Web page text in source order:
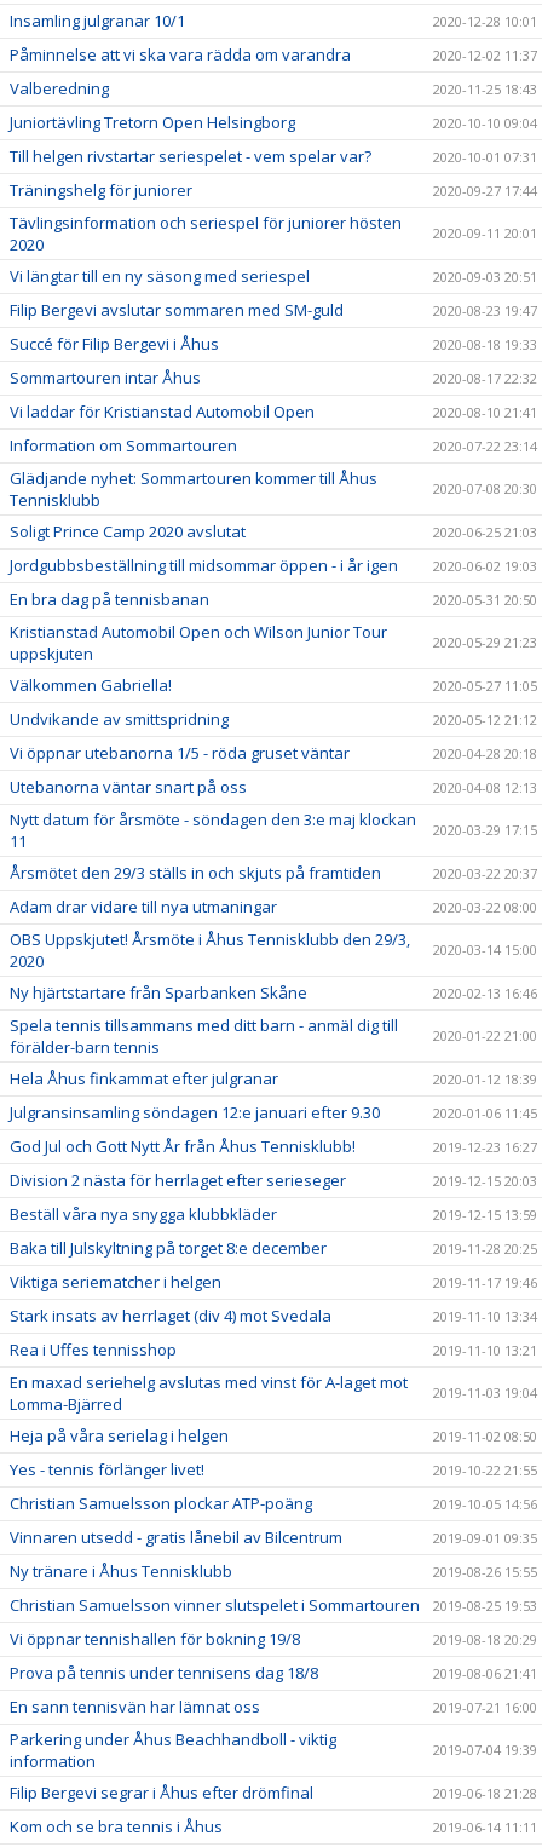
Insamling julgranar 10/1 2020-12-28 10:01
Påminnelse att vi ska vara rädda om varandra 2020-12-02 11:37
Valberedning 2020-11-25 18:43
Juniortävling Tretorn Open Helsingborg 2020-10-10 09:04
Till helgen rivstartar seriespelet - vem spelar var? 2020-10-01 07:31
Träningshelg för juniorer 2020-09-27 17:44
Tävlingsinformation och seriespel för juniorer hösten
2020
2020-09-11 20:01
Vi längtar till en ny säsong med seriespel 2020-09-03 20:51
Filip Bergevi avslutar sommaren med SM-guld 2020-08-23 19:47
Succé för Filip Bergevi i Åhus 2020-08-18 19:33
Sommartouren intar Åhus 2020-08-17 22:32
Vi laddar för Kristianstad Automobil Open 2020-08-10 21:41
Information om Sommartouren 2020-07-22 23:14
Glädjande nyhet: Sommartouren kommer till Åhus
Tennisklubb
2020-07-08 20:30
Soligt Prince Camp 2020 avslutat 2020-06-25 21:03
Jordgubbsbeställning till midsommar öppen - i år igen 2020-06-02 19:03
En bra dag på tennisbanan 2020-05-31 20:50
Kristianstad Automobil Open och Wilson Junior Tour
uppskjuten
2020-05-29 21:23
Välkommen Gabriella! 2020-05-27 11:05
Undvikande av smittspridning 2020-05-12 21:12
Vi öppnar utebanorna 1/5 - röda gruset väntar 2020-04-28 20:18
Utebanorna väntar snart på oss 2020-04-08 12:13
Nytt datum för årsmöte - söndagen den 3:e maj klockan
11
2020-03-29 17:15
Årsmötet den 29/3 ställs in och skjuts på framtiden 2020-03-22 20:37
Adam drar vidare till nya utmaningar 2020-03-22 08:00
OBS Uppskjutet! Årsmöte i Åhus Tennisklubb den 29/3,
2020
2020-03-14 15:00
Ny hjärtstartare från Sparbanken Skåne 2020-02-13 16:46
Spela tennis tillsammans med ditt barn - anmäl dig till
förälder-barn tennis
2020-01-22 21:00
Hela Åhus finkammat efter julgranar 2020-01-12 18:39
Julgransinsamling söndagen 12:e januari efter 9.30 2020-01-06 11:45
God Jul och Gott Nytt År från Åhus Tennisklubb! 2019-12-23 16:27
Division 2 nästa för herrlaget efter serieseger 2019-12-15 20:03
Beställ våra nya snygga klubbkläder 2019-12-15 13:59
Baka till Julskyltning på torget 8:e december 2019-11-28 20:25
Viktiga seriematcher i helgen 2019-11-17 19:46
Stark insats av herrlaget (div 4) mot Svedala 2019-11-10 13:34
Rea i Uffes tennisshop 2019-11-10 13:21
En maxad seriehelg avslutas med vinst för A-laget mot
Lomma-Bjärred
2019-11-03 19:04
Heja på våra serielag i helgen 2019-11-02 08:50
Yes - tennis förlänger livet! 2019-10-22 21:55
Christian Samuelsson plockar ATP-poäng 2019-10-05 14:56
Vinnaren utsedd - gratis lånebil av Bilcentrum 2019-09-01 09:35
Ny tränare i Åhus Tennisklubb 2019-08-26 15:55
Christian Samuelsson vinner slutspelet i Sommartouren 2019-08-25 19:53
Vi öppnar tennishallen för bokning 19/8 2019-08-18 20:29
Prova på tennis under tennisens dag 18/8 2019-08-06 21:41
En sann tennisvän har lämnat oss 2019-07-21 16:00
Parkering under Åhus Beachhandboll - viktig
information
2019-07-04 19:39
Filip Bergevi segrar i Åhus efter drömfinal 2019-06-18 21:28
Kom och se bra tennis i Åhus 2019-06-14 11:11